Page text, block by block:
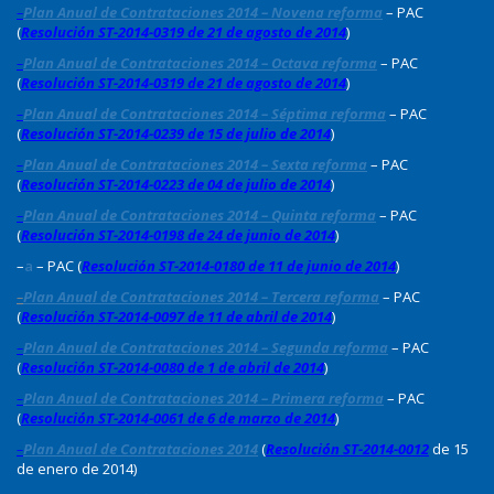
–Plan Anual de Contrataciones 2014 – Novena reforma – PAC
(Resolución ST-2014-0319 de 21 de agosto de 2014)
–Plan Anual de Contrataciones 2014 – Octava reforma – PAC
(Resolución ST-2014-0319 de 21 de agosto de 2014)
–Plan Anual de Contrataciones 2014 – Séptima reforma – PAC
(Resolución ST-2014-0239 de 15 de julio de 2014)
–Plan Anual de Contrataciones 2014 – Sexta reforma – PAC
(Resolución ST-2014-0223 de 04 de julio de 2014)
–Plan Anual de Contrataciones 2014 – Quinta reforma – PAC
(Resolución ST-2014-0198 de 24 de junio de 2014)
–a – PAC (Resolución ST-2014-0180 de 11 de junio de 2014)
–Plan Anual de Contrataciones 2014 – Tercera reforma – PAC
(Resolución ST-2014-0097 de 11 de abril de 2014)
–Plan Anual de Contrataciones 2014 – Segunda reforma – PAC
(Resolución ST-2014-0080 de 1 de abril de 2014)
–Plan Anual de Contrataciones 2014 – Primera reforma – PAC
(Resolución ST-2014-0061 de 6 de marzo de 2014)
–Plan Anual de Contrataciones 2014(Resolución ST-2014-0012de 15
de enero de 2014)